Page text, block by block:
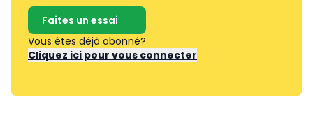
Faites un essai
Vous êtes déjà abonné?
Cliquez ici pour vous connecter